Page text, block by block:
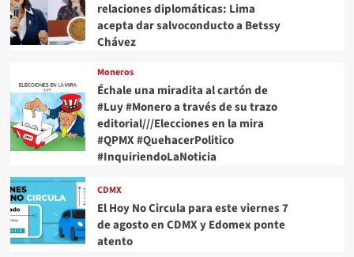
relaciones diplomáticas: Lima
acepta dar salvoconducto a Betssy
Chávez
Moneros
Échale una miradita al cartón de
#Luy #Monero a través de su trazo
editorial///Elecciones en la mira
#QPMX #QuehacerPolitico
#InquiriendoLaNoticia
CDMX
El Hoy No Circula para este viernes 7
de agosto en CDMX y Edomex ponte
atento